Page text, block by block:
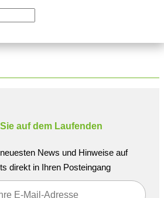
Beitrag zu finden.
auf dem Laufenden
News und Hinweise auf
direkt in Ihren Posteingang